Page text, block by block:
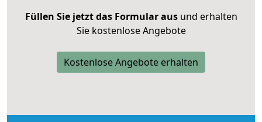
Füllen Sie jetzt das Formular ausund erhalten
Sie kostenlose Angebote
Kostenlose Angebote erhalten